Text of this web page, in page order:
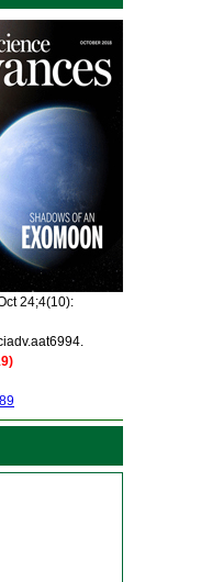
24;4(10):